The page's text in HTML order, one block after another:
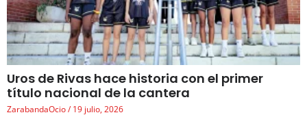
Uros de Rivas hace historia con el primer
título nacional de la cantera
ZarabandaOcio 19 julio, 2026